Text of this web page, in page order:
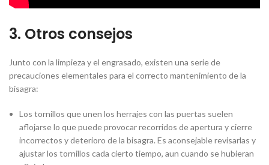
3. Otros consejos
Junto con la limpieza y el engrasado, existen una serie de
precauciones elementales para el correcto mantenimiento de la
bisagra:
Los tornillos que unen los herrajes con las puertas suelen
aflojarse lo que puede provocar recorridos de apertura y cierre
incorrectos y deterioro de la bisagra. Es aconsejable revisarlas y
ajustar los tornillos cada cierto tiempo, aun cuando se hubieran